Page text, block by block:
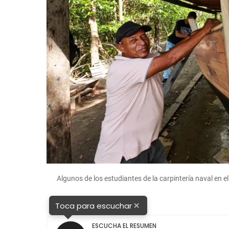
Algunos de los estudiantes de la carpintería naval en
Toca para escuchar×
ESCUCHA EL RESUMEN